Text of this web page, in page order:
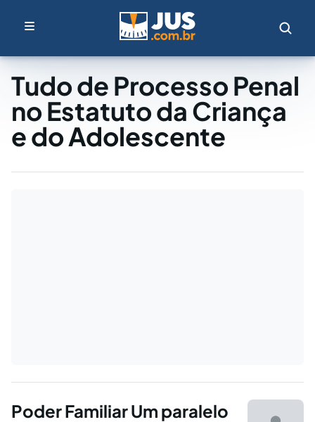
Tudo de Processo Penal
no Estatuto da Criança
e do Adolescente
Poder Familiar Um paralelo